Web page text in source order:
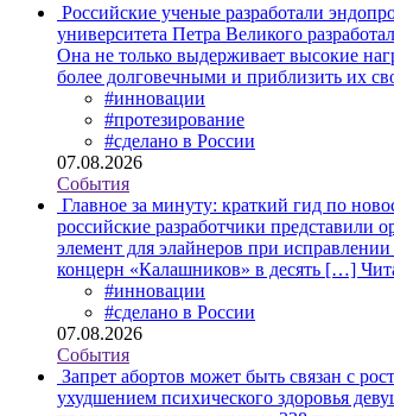
Российские ученые разработали
университета Петра Великого
Она не только выдерживает высокие
более долговечными и приблизить их
#инновации
#протезирование
#сделано в России
07.08.2026
События
Главное за минуту: краткий гид по
российские разработчики представили
элемент для элайнеров при
концерн «Калашников» в десять […]
#инновации
#сделано в России
07.08.2026
События
Запрет абортов может быть связан с
ухудшением психического здоровья